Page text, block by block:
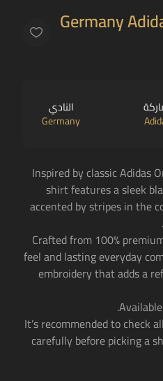
Germany
النادي
Germany
• Inspired by classic
shirt features a sleek
accented by stripes in the
• Crafted from 100%
feel and lasting everyday
embroidery that adds a
• It’s recommended to
carefully before picking a